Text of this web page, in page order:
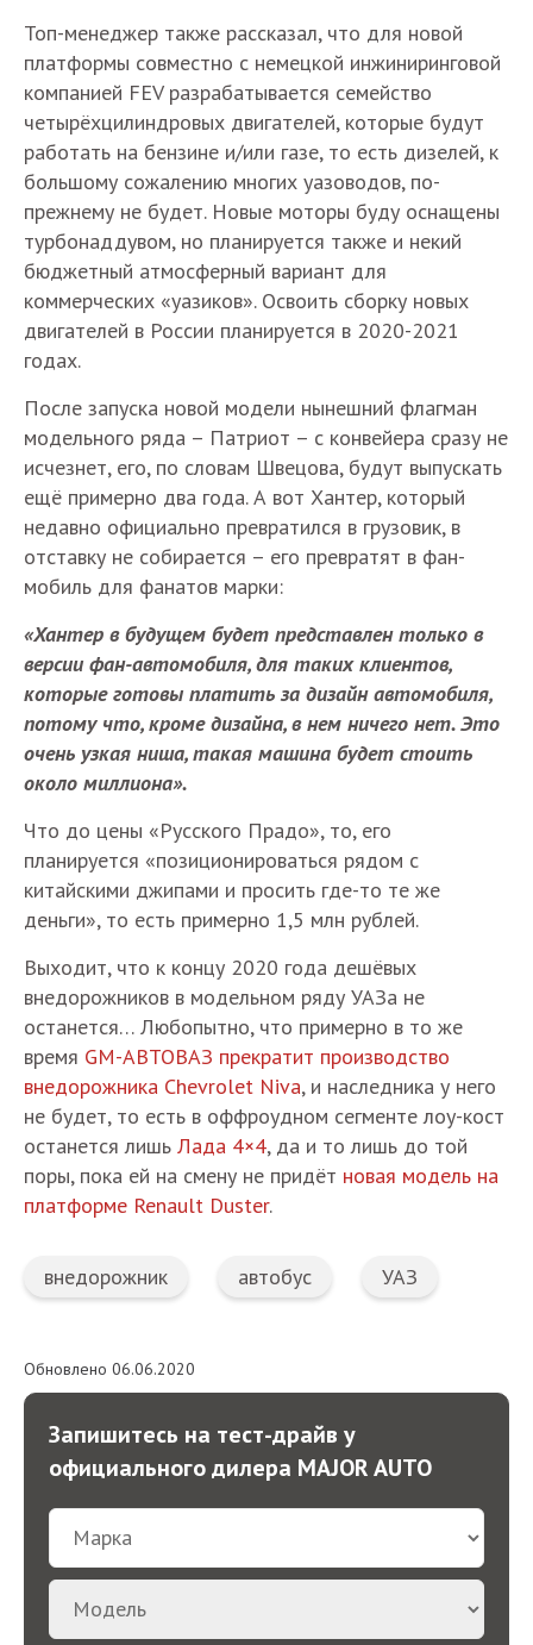
Топ-менеджер также рассказал, что для новой
платформы совместно с немецкой инжиниринговой
компанией FEV разрабатывается семейство
четырёхцилиндровых двигателей, которые будут
работать на бензине и/или газе, то есть дизелей, к
большому сожалению многих уазоводов, по-
прежнему не будет. Новые моторы буду оснащены
турбонаддувом, но планируется также и некий
бюджетный атмосферный вариант для
коммерческих «уазиков». Освоить сборку новых
двигателей в России планируется в 2020-2021
годах.
После запуска новой модели нынешний флагман
модельного ряда – Патриот – с конвейера сразу не
исчезнет, его, по словам Швецова, будут выпускать
ещё примерно два года. А вот Хантер, который
недавно официально превратился в грузовик, в
отставку не собирается – его превратят в фан-
мобиль для фанатов марки:
«Хантер в будущем будет представлен только в
версии фан-автомобиля, для таких клиентов,
которые готовы платить за дизайн автомобиля,
потому что, кроме дизайна, в нем ничего нет. Это
очень узкая ниша, такая машина будет стоить
около миллиона».
Что до цены «Русского Прадо», то, его
планируется «позиционироваться рядом с
китайскими джипами и просить где-то те же
деньги», то есть примерно 1,5 млн рублей.
Выходит, что к концу 2020 года дешёвых
внедорожников в модельном ряду УАЗа не
останется… Любопытно, что примерно в то же
время GM-АВТОВАЗ прекратит производство
внедорожника Chevrolet Niva, и наследника у него
не будет, то есть в оффроудном сегменте лоу-кост
останется лишь Лада 4×4, да и то лишь до той
поры, пока ей на смену не придёт новая модель на
платформе Renault Duster.
внедорожник автобус УАЗ
Обновлено 06.06.2020
Запишитесь на тест-драйв у
официального дилера MAJOR AUTO